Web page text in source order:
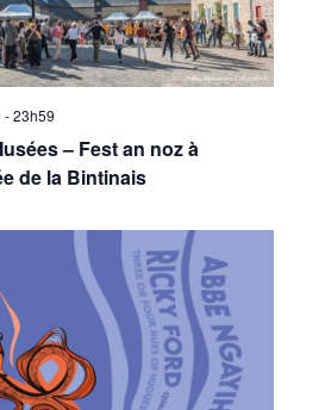
-23h59
– Fest an noz à
de la Bintinais